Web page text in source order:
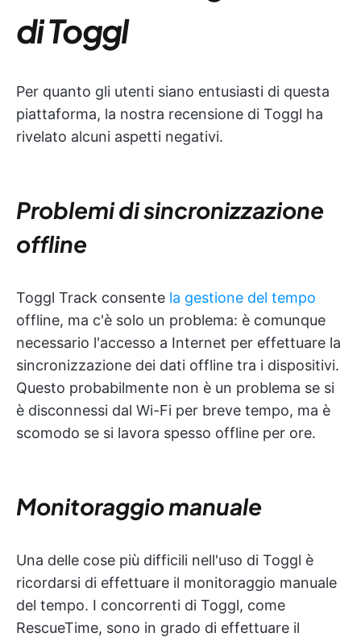
di Toggl
Per quanto gli utenti siano entusiasti di questa
piattaforma, la nostra recensione di Toggl ha
rivelato alcuni aspetti negativi.
Problemi di sincronizzazione
offline
Toggl Track consente la gestione del tempo
offline, ma c'è solo un problema: è comunque
necessario l'accesso a Internet per effettuare la
sincronizzazione dei dati offline tra i dispositivi.
Questo probabilmente non è un problema se si
è disconnessi dal Wi-Fi per breve tempo, ma è
scomodo se si lavora spesso offline per ore.
Monitoraggio manuale
Una delle cose più difficili nell'uso di Toggl è
ricordarsi di effettuare il monitoraggio manuale
del tempo. I concorrenti di Toggl, come
RescueTime, sono in grado di effettuare il